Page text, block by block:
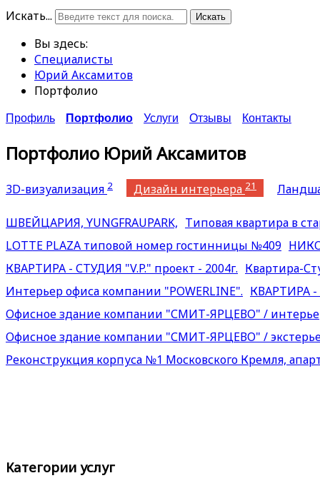
Искать...
Искать
Вы здесь:
Специалисты
Юрий Аксамитов
Портфолио
Профиль Портфолио Услуги Отзывы Контакты
Портфолио Юрий Аксамитов
3D-визуализация 2 Дизайн интерьера 21
ШВЕЙЦАРИЯ, YUNGFRAUPARK, Типовая квартира в
LOTTE PLAZA типовой номер гостинницы №409
КВАРТИРА - СТУДИЯ "V.P." проект - 2004г. Квартира-
Интерьер офиса компании "POWERLINE". КВАРТИРА -
Офисное здание компании "СМИТ-ЯРЦЕВО" /
Офисное здание компании "СМИТ-ЯРЦЕВО" /
Реконструкция корпуса №1 Московского Кремля,
Категории услуг